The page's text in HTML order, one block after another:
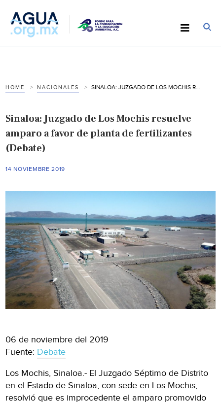
HOME NACIONALES
Sinaloa: Juzgado de Los Mochis resuelve
amparo a favor de planta de fertilizantes
(Debate)
14 NOVIEMBRE 2019
06 de noviembre del 2019
Fuente: Debate
Los Mochis, Sinaloa.- El Juzgado Séptimo de Distrito
en el Estado de Sinaloa, con sede en Los Mochis,
resolvió que es improcedente el amparo promovido